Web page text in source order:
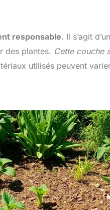
responsable. Il s’agit
des plantes. Cette couche
utilisés peuvent